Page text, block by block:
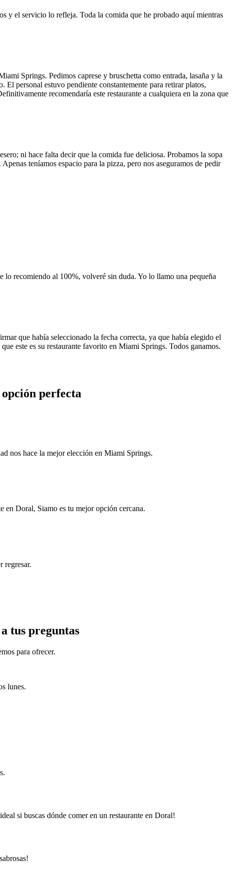
y el servicio lo refleja. Toda la comida que he probado aquí mientras
Springs. Pedimos caprese y bruschetta como entrada, lasaña y la
personal estuvo pendiente constantemente para retirar platos,
recomendaría este restaurante a cualquiera en la zona que
ni hace falta decir que la comida fue deliciosa. Probamos la sopa
teníamos espacio para la pizza, pero nos aseguramos de pedir
recomiendo al 100%, volveré sin duda. Yo lo llamo una pequeña
que había seleccionado la fecha correcta, ya que había elegido el
este es su restaurante favorito en Miami Springs. Todos ganamos.
perfecta
nos hace la mejor elección en Miami Springs.
en Doral, Siamo es tu mejor opción cercana.
regresar.
tus preguntas
para ofrecer.
lunes.
si buscas dónde comer en un restaurante en Doral!